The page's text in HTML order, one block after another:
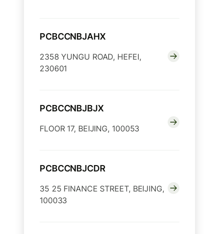
PCBCCNBJAHX
2358 YUNGU ROAD, HEFEI,
230601
PCBCCNBJBJX
FLOOR 17, BEIJING, 100053
PCBCCNBJCDR
35 25 FINANCE STREET, BEIJING,
100033